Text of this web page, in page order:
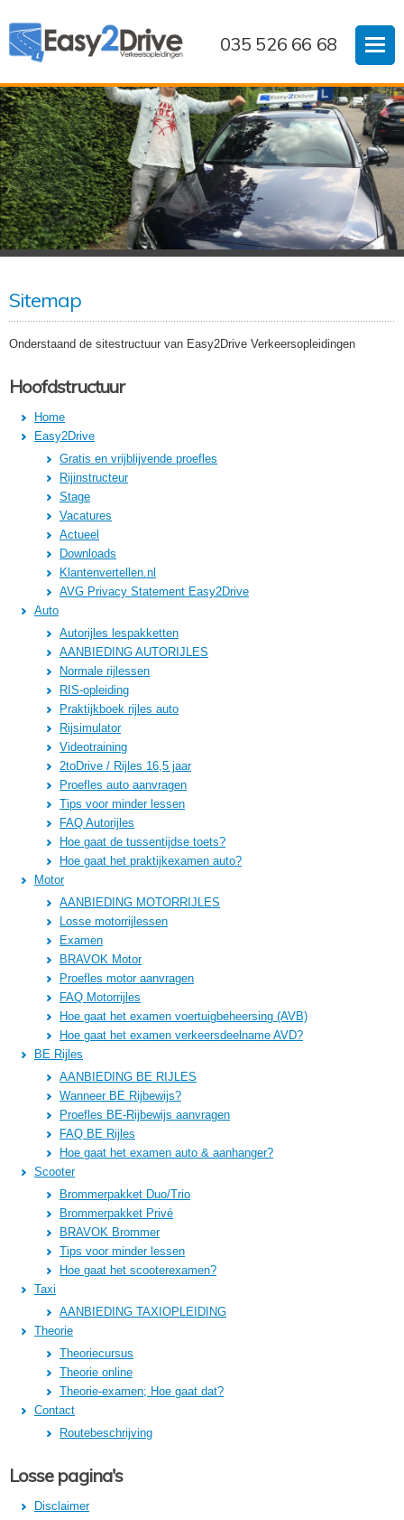
035 526 66 68
Sitemap
Onderstaand de sitestructuur van Easy2Drive Verkeersopleidingen
Hoofdstructuur
Home
Easy2Drive
Gratis en vrijblijvende proefles
Rijinstructeur
Stage
Vacatures
Actueel
Downloads
Klantenvertellen.nl
AVG Privacy Statement Easy2Drive
Auto
Autorijles lespakketten
AANBIEDING AUTORIJLES
Normale rijlessen
RIS-opleiding
Praktijkboek rijles auto
Rijsimulator
Videotraining
2toDrive / Rijles 16,5 jaar
Proefles auto aanvragen
Tips voor minder lessen
FAQ Autorijles
Hoe gaat de tussentijdse toets?
Hoe gaat het praktijkexamen auto?
Motor
AANBIEDING MOTORRIJLES
Losse motorrijlessen
Examen
BRAVOK Motor
Proefles motor aanvragen
FAQ Motorrijles
Hoe gaat het examen voertuigbeheersing (AVB)
Hoe gaat het examen verkeersdeelname AVD?
BE Rijles
AANBIEDING BE RIJLES
Wanneer BE Rijbewijs?
Proefles BE-Rijbewijs aanvragen
FAQ BE Rijles
Hoe gaat het examen auto & aanhanger?
Scooter
Brommerpakket Duo/Trio
Brommerpakket Privé
BRAVOK Brommer
Tips voor minder lessen
Hoe gaat het scooterexamen?
Taxi
AANBIEDING TAXIOPLEIDING
Theorie
Theoriecursus
Theorie online
Theorie-examen; Hoe gaat dat?
Contact
Routebeschrijving
Losse pagina's
Disclaimer